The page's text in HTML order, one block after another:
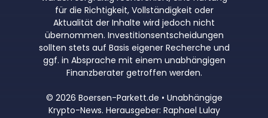
für die Richtigkeit, Vollständigkeit oder
Aktualität der Inhalte wird jedoch nicht
übernommen. Investitionsentscheidungen
sollten stets auf Basis eigener Recherche und
ggf. in Absprache mit einem unabhängigen
Finanzberater getroffen werden.
© 2026 Boersen-Parkett.de • Unabhängige
Krypto-News. Herausgeber: Raphael Lulay